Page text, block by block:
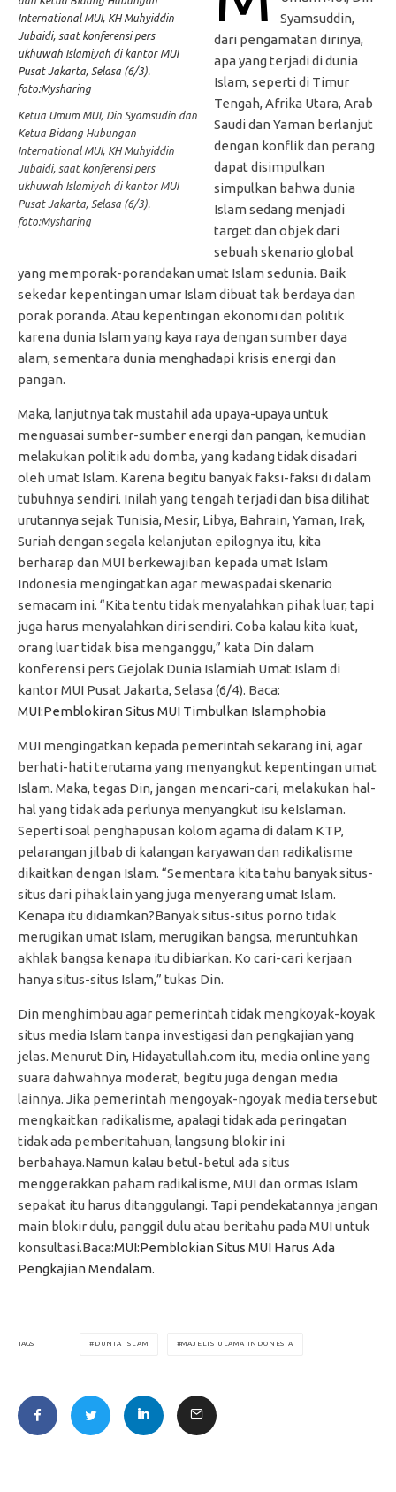
Ketua Umum MUI, Din Syamsudin dan
Ketua Bidang Hubungan
International MUI, KH Muhyiddin
Jubaidi, saat konferensi pers
ukhuwah Islamiyah di kantor MUI
Pusat Jakarta, Selasa (6/3).
foto:Mysharing
Syamsuddin,
dari pengamatan dirinya,
apa yang terjadi di dunia
Islam, seperti di Timur
Tengah, Afrika Utara, Arab
Saudi dan Yaman berlanjut
dengan konflik dan perang
dapat disimpulkan
simpulkan bahwa dunia
Islam sedang menjadi
target dan objek dari
sebuah skenario global
yang memporak-porandakan umat Islam sedunia. Baik
sekedar kepentingan umar Islam dibuat tak berdaya dan
porak poranda. Atau kepentingan ekonomi dan politik
karena dunia Islam yang kaya raya dengan sumber daya
alam, sementara dunia menghadapi krisis energi dan
pangan.
Maka, lanjutnya tak mustahil ada upaya-upaya untuk
menguasai sumber-sumber energi dan pangan, kemudian
melakukan politik adu domba, yang kadang tidak disadari
oleh umat Islam. Karena begitu banyak faksi-faksi di dalam
tubuhnya sendiri. Inilah yang tengah terjadi dan bisa dilihat
urutannya sejak Tunisia, Mesir, Libya, Bahrain, Yaman, Irak,
Suriah dengan segala kelanjutan epilognya itu, kita
berharap dan MUI berkewajiban kepada umat Islam
Indonesia mengingatkan agar mewaspadai skenario
semacam ini. “Kita tentu tidak menyalahkan pihak luar, tapi
juga harus menyalahkan diri sendiri. Coba kalau kita kuat,
orang luar tidak bisa menganggu,” kata Din dalam
konferensi pers Gejolak Dunia Islamiah Umat Islam di
kantor MUI Pusat Jakarta, Selasa (6/4). Baca:
MUI:Pemblokiran Situs MUI Timbulkan Islamphobia
MUI mengingatkan kepada pemerintah sekarang ini, agar
berhati-hati terutama yang menyangkut kepentingan umat
Islam. Maka, tegas Din, jangan mencari-cari, melakukan hal-
hal yang tidak ada perlunya menyangkut isu keIslaman.
Seperti soal penghapusan kolom agama di dalam KTP,
pelarangan jilbab di kalangan karyawan dan radikalisme
dikaitkan dengan Islam. “Sementara kita tahu banyak situs-
situs dari pihak lain yang juga menyerang umat Islam.
Kenapa itu didiamkan?Banyak situs-situs porno tidak
merugikan umat Islam, merugikan bangsa, meruntuhkan
akhlak bangsa kenapa itu dibiarkan. Ko cari-cari kerjaan
hanya situs-situs Islam,” tukas Din.
Din menghimbau agar pemerintah tidak mengkoyak-koyak
situs media Islam tanpa investigasi dan pengkajian yang
jelas. Menurut Din, Hidayatullah.com itu, media online yang
suara dahwahnya moderat, begitu juga dengan media
lainnya. Jika pemerintah mengoyak-ngoyak media tersebut
mengkaitkan radikalisme, apalagi tidak ada peringatan
tidak ada pemberitahuan, langsung blokir ini
berbahaya.Namun kalau betul-betul ada situs
menggerakkan paham radikalisme, MUI dan ormas Islam
sepakat itu harus ditanggulangi. Tapi pendekatannya jangan
main blokir dulu, panggil dulu atau beritahu pada MUI untuk
konsultasi.Baca:MUI:Pemblokian Situs MUI Harus Ada
Pengkajian Mendalam.
TAGS DUNIA ISLAM MAJELIS ULAMA INDONESIA